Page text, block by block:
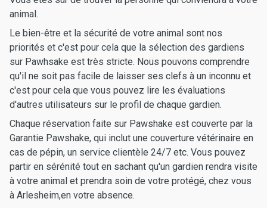
animal.
Le bien-être et la sécurité de votre animal sont nos
priorités et c'est pour cela que la sélection des gardiens
sur Pawhsake est très stricte. Nous pouvons comprendre
qu'il ne soit pas facile de laisser ses clefs à un inconnu et
c'est pour cela que vous pouvez lire les évaluations
d'autres utilisateurs sur le profil de chaque gardien.
Chaque réservation faite sur Pawshake est couverte par la
Garantie Pawshake, qui inclut une couverture vétérinaire en
cas de pépin, un service clientèle 24/7 etc. Vous pouvez
partir en sérénité tout en sachant qu'un gardien rendra visite
à votre animal et prendra soin de votre protégé, chez vous
à Arlesheim,en votre absence.